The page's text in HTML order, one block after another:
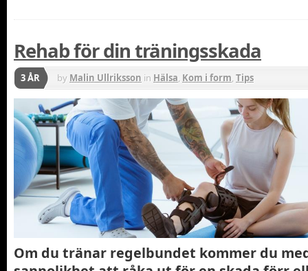
Rehab för din träningsskada
3 ÅR by Malin Ullriksson in Hälsa, Kom i form, Tips
Om du tränar regelbundet kommer du